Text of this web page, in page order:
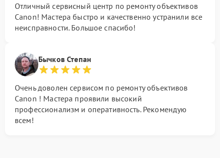
Отличный сервисный центр по ремонту объективов
Canon! Мастера быстро и качественно устранили все
неисправности. Большое спасибо!
Бычков Степан
Очень доволен сервисом по ремонту объективов
Canon ! Мастера проявили высокий
профессионализм и оперативность. Рекомендую
всем!